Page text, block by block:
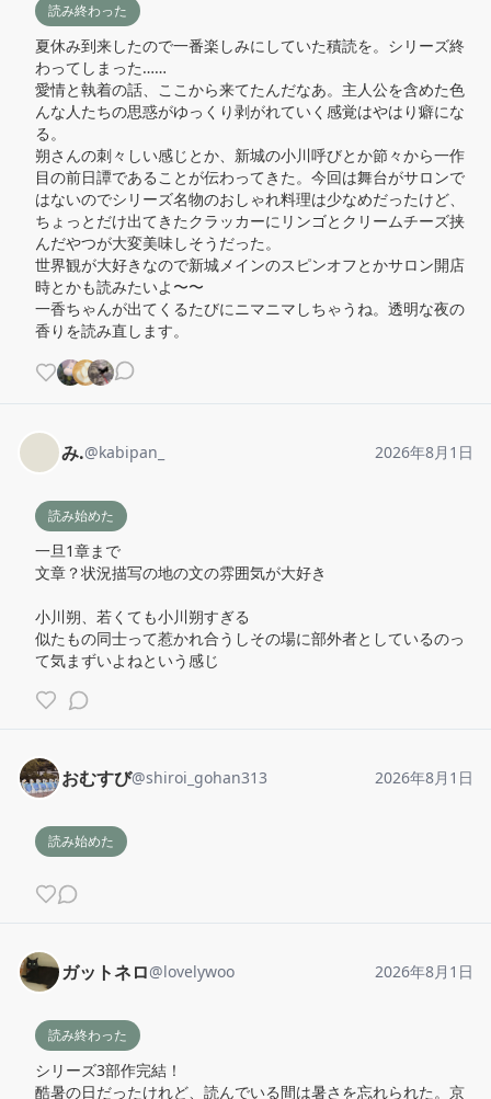
読み終わった
夏休み到来したので一番楽しみにしていた積読を。シリーズ終
わってしまった……
愛情と執着の話、ここから来てたんだなあ。主人公を含めた色
んな人たちの思惑がゆっくり剥がれていく感覚はやはり癖にな
る。
朔さんの刺々しい感じとか、新城の小川呼びとか節々から一作
目の前日譚であることが伝わってきた。今回は舞台がサロンで
はないのでシリーズ名物のおしゃれ料理は少なめだったけど、
ちょっとだけ出てきたクラッカーにリンゴとクリームチーズ挟
んだやつが大変美味しそうだった。
世界観が大好きなので新城メインのスピンオフとかサロン開店
時とかも読みたいよ〜〜
一香ちゃんが出てくるたびにニマニマしちゃうね。透明な夜の
香りを読み直します。
み.@kabipan_ 2026年8月1日
読み始めた
一旦1章まで
文章？状況描写の地の文の雰囲気が大好き
小川朔、若くても小川朔すぎる
似たもの同士って惹かれ合うしその場に部外者としているのっ
て気まずいよねという感じ
おむすび@shiroi_gohan313 2026年8月1日
読み始めた
ガットネロ@lovelywoo 2026年8月1日
読み終わった
シリーズ3部作完結！
酷暑の日だったけれど、読んでいる間は暑さを忘れられた。京